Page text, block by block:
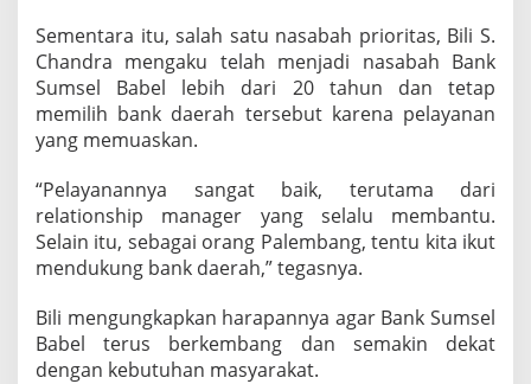
Sementara itu, salah satu nasabah prioritas, Bili S.
Chandra mengaku telah menjadi nasabah Bank
Sumsel Babel lebih dari 20 tahun dan tetap
memilih bank daerah tersebut karena pelayanan
yang memuaskan.
“Pelayanannya sangat baik, terutama dari
relationship manager yang selalu membantu.
Selain itu, sebagai orang Palembang, tentu kita ikut
mendukung bank daerah,” tegasnya.
Bili mengungkapkan harapannya agar Bank Sumsel
Babel terus berkembang dan semakin dekat
dengan kebutuhan masyarakat.